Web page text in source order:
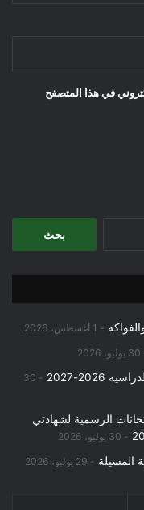
في هذا المتصفح
1 أغسطس، 2026
30 يوليو، 2026
2027
30
الرسمية لشهادتي
30 يوليو، 2026
المسيلة 29 يوليو، 2026